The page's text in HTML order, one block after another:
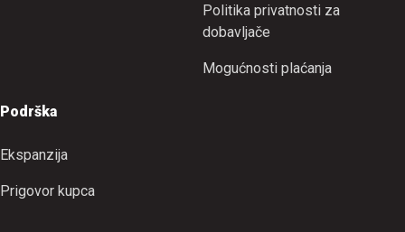
Politika privatnosti za
dobavljače
Mogućnosti plaćanja
Podrška
Ekspanzija
Prigovor kupca